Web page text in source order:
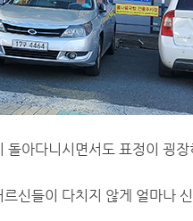
아다니시면서도 표정이 굉
신들이 다치지 않게 얼마나